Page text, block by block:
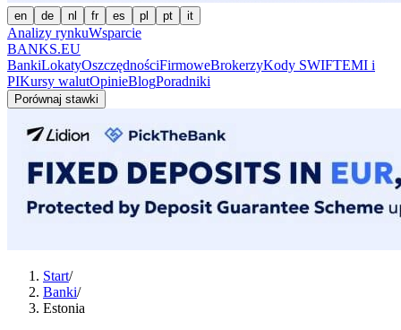
en de nl fr es pl pt it
Analizy rynkuWsparcie
BANKS.EU
BankiLokatyOszczędnościFirmoweBrokerzyKody SWIFTEMI i
PIKursy walutOpinieBlogPoradniki
Porównaj stawki
Start/
Banki/
Estonia